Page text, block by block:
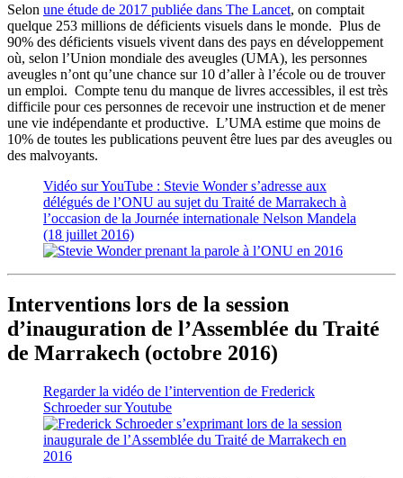
Selon une étude de 2017 publiée dans The Lancet, on comptait
quelque 253 millions de déficients visuels dans le monde. Plus de
90% des déficients visuels vivent dans des pays en développement
où, selon l’Union mondiale des aveugles (UMA), les personnes
aveugles n’ont qu’une chance sur 10 d’aller à l’école ou de trouver
un emploi. Compte tenu du manque de livres accessibles, il est très
difficile pour ces personnes de recevoir une instruction et de mener
une vie indépendante et productive. L’UMA estime que moins de
10% de toutes les publications peuvent être lues par des aveugles ou
des malvoyants.
Vidéo sur YouTube : Stevie Wonder s’adresse aux
délégués de l’ONU au sujet du Traité de Marrakech à
l’occasion de la Journée internationale Nelson Mandela
(18 juillet 2016)
Interventions lors de la session
d’inauguration de l’Assemblée du Traité
de Marrakech (octobre 2016)
Regarder la vidéo de l’intervention de Frederick
Schroeder sur Youtube